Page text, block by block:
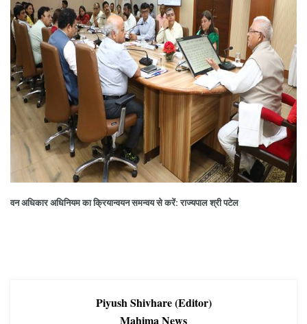
वन अधिकार अधिनियम का क्रियान्‍वयन समन्‍वय से करें: राज्यपाल श्री पटेल
Piyush Shivhare (Editor)
Mahima News